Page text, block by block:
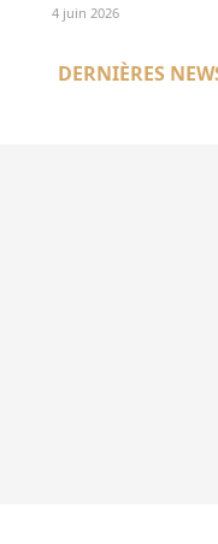
4 juin 2026
DERNIÈRES